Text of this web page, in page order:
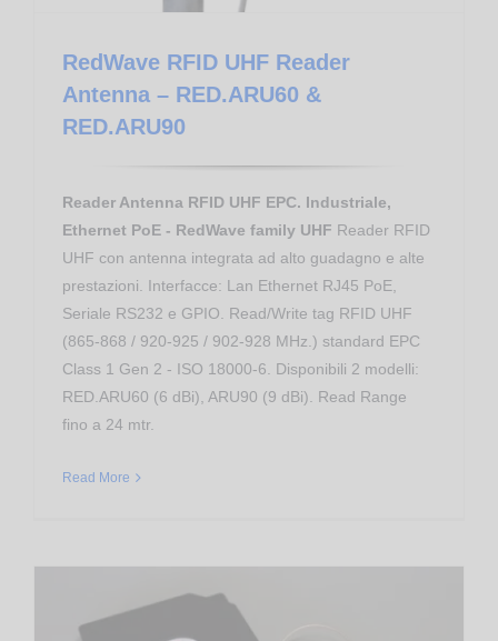
RedWave RFID UHF Reader
Antenna – RED.ARU60 &
RED.ARU90
Reader Antenna RFID UHF EPC. Industriale,
Ethernet PoE - RedWave family UHF Reader RFID
UHF con antenna integrata ad alto guadagno e alte
prestazioni. Interfacce: Lan Ethernet RJ45 PoE,
Seriale RS232 e GPIO. Read/Write tag RFID UHF
(865-868 / 920-925 / 902-928 MHz.) standard EPC
Class 1 Gen 2 - ISO 18000-6. Disponibili 2 modelli:
RED.ARU60 (6 dBi), ARU90 (9 dBi). Read Range
fino a 24 mtr.
Read More